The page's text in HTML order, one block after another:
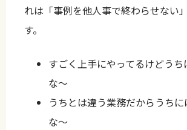
れは「事例を他人事で終わらせない
す。
すごく上手にやってるけどうち
な〜
うちとは違う業務だからうち
な〜